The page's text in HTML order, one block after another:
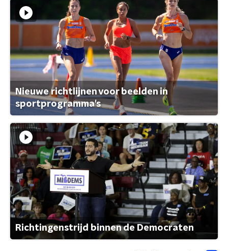
Nieuwe richtlijnen voor beelden in
sportprogramma's
Richtingenstrijd binnen de Democraten